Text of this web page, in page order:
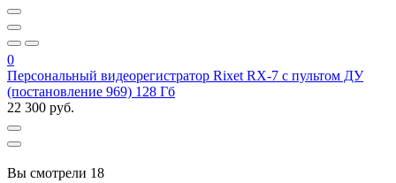
0
Персональный видеорегистратор Rixet RX-7 с пультом ДУ
(постановление 969) 128 Гб
22 300 руб.
Вы смотрели 18